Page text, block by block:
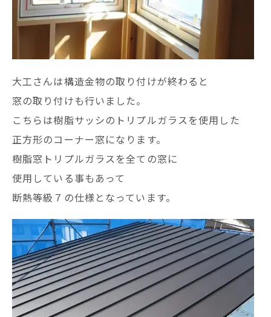
大工さんは構造金物の取り付けが終わると
窓の取り付けも行いました。
こちらは樹脂サッシのトリプルガラスを使用した
正方形のコーナー窓になります。
樹脂窓トリプルガラスを全ての窓に
使用している事もあって
断熱等級７の仕様となっています。